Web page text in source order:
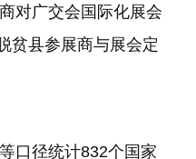
对广交会国际化展会
贫县参展商与展会定
口径统计832个国家